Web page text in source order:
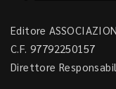
Editore
C.F. 97792250157
Direttore